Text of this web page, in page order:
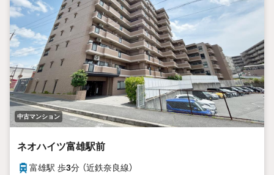
中古マンション
ネオハイツ富雄駅前
富雄駅 歩3分 （近鉄奈良線）